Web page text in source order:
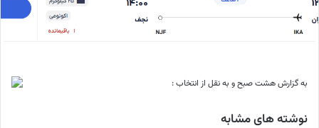
به گزارش هشت صبح و به نقل از انتخاب :
نوشته های مشابه